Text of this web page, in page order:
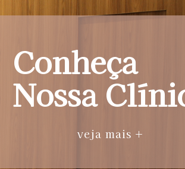
Conheça
Nossa
veja mais +